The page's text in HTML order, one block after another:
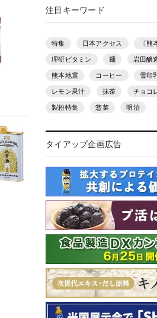
注目キーワード
特集 日本アクセス 〔熊
理研ビタミン 麺 岩田醸
熊本地震 コーヒー 雪印
レモン果汁 抹茶 チョコ
製粉特集 惣菜 明治
タイアップ企画広告